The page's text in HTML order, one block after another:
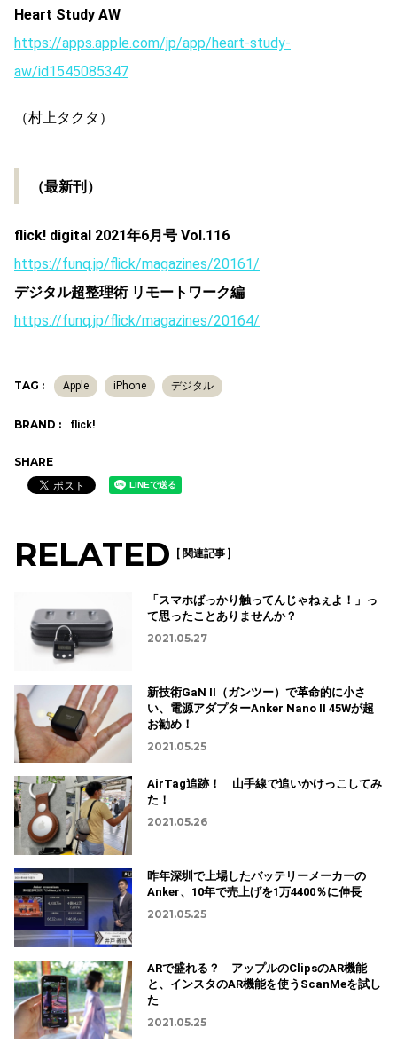
Heart Study AW
https://apps.apple.com/jp/app/heart-study-
aw/id1545085347
（村上タクタ）
（最新刊）
flick! digital 2021年6月号 Vol.116
https://funq.jp/flick/magazines/20161/
デジタル超整理術 リモートワーク編
https://funq.jp/flick/magazines/20164/
TAG : Apple iPhone デジタル
BRAND : flick!
SHARE
RELATED [ 関連記事 ]
「スマホばっかり触ってんじゃねぇよ！」っ
て思ったことありませんか？
2021.05.27
新技術GaN II（ガンツー）で革命的に小さ
い、電源アダプターAnker Nano II 45Wが超
お勧め！
2021.05.25
AirTag追跡！ 山手線で追いかけっこしてみ
た！
2021.05.26
昨年深圳で上場したバッテリーメーカーの
Anker、10年で売上げを1万4400％に伸長
2021.05.25
ARで盛れる？ アップルのClipsのAR機能
と、インスタのAR機能を使うScanMeを試し
た
2021.05.25